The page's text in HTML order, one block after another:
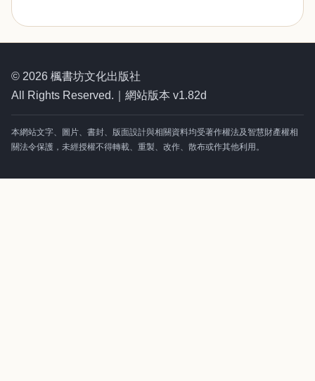
© 2026 楓書坊文化出版社
All Rights Reserved.｜網站版本 v1.82d
本網站文字、圖片、書封、版面設計與相關資料均受著作權法及智慧財產權相
關法令保護，未經授權不得轉載、重製、改作、散布或作其他利用。